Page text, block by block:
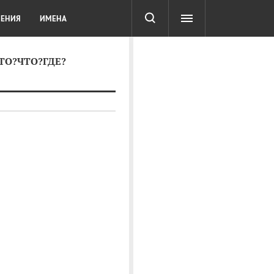
ТЕСТЫ
ИМЕНА